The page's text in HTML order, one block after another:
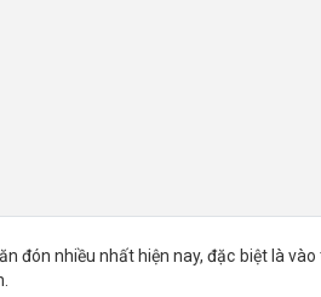
đón nhiều nhất hiện nay, đặc biệt là